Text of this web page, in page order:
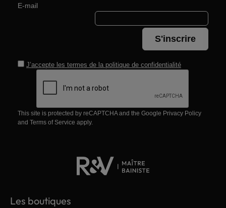
E-mail
S'inscrire
J’accepte les termes de la politique de confidentialité
This site is protected by reCAPTCHA and the Google Privacy Policy
and Terms of Service apply.
Les boutiques